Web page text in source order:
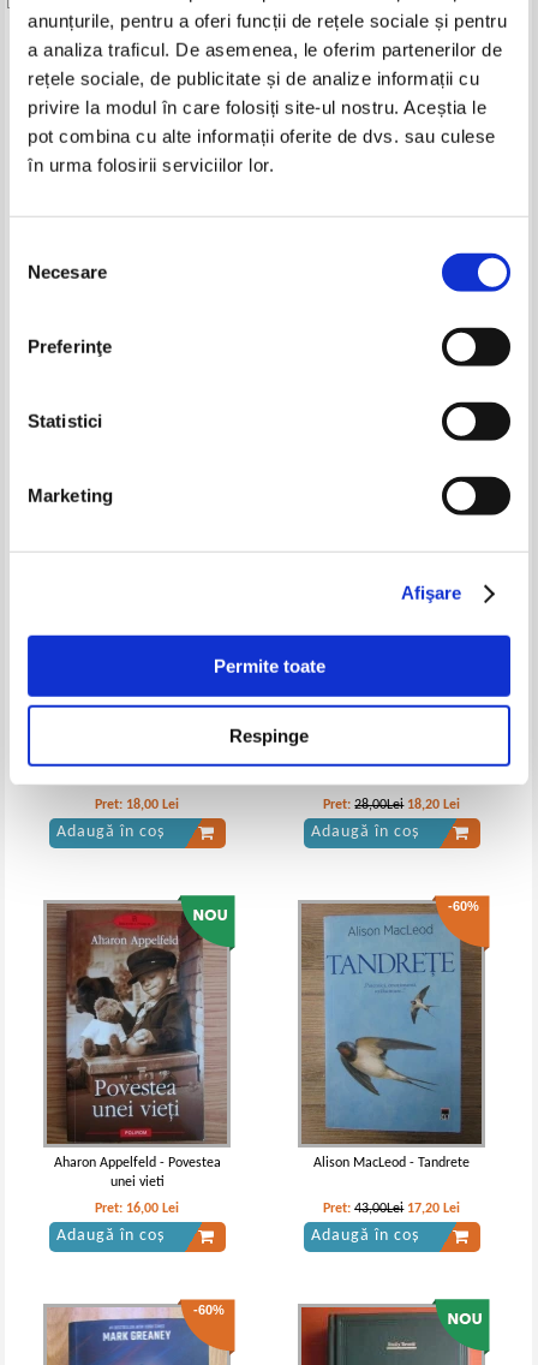
anunțurile, pentru a oferi funcții de rețele sociale și pentru
a analiza traficul. De asemenea, le oferim partenerilor de
rețele sociale, de publicitate și de analize informații cu
privire la modul în care folosiți site-ul nostru. Aceștia le
pot combina cu alte informații oferite de dvs. sau culese
în urma folosirii serviciilor lor.
consimțământului
Necesare
Preferinţe
Statistici
Marketing
Afişare
Permite toate
Respinge
Produse din aceeasi categorie
Eugen Ovidiu Chirovici - Cartea
Adaugă în coș
Saul Bellow - Ravelstein
Pret: 18,00 Lei
Adaugă în coș
-35%
Pret:28,00Lei 18,20 Lei
Adaugă în coș
Aharon Appelfeld - Povestea
unei vieti
Pret: 16,00 Lei
Adaugă în coș
-60%
Alison MacLeod - Tandrete
Pret:43,00Lei 17,20 Lei
Adaugă în coș
-60%